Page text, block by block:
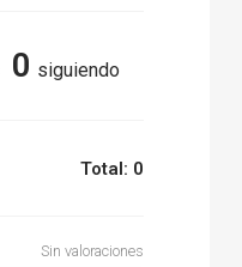
0 siguiendo
Total: 0
Sin valoraciones